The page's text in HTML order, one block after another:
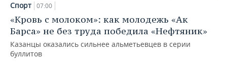
Спорт 07:00
«Кровь с молоком»: как молодежь «Ак
Барса» не без труда победила «Нефтяник»
Казанцы оказались сильнее альметьевцев в серии
буллитов